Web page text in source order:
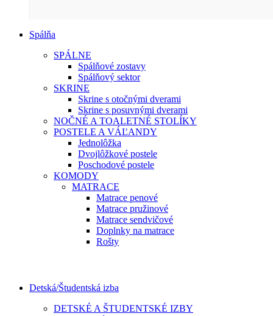
Spálňa
SPÁLNE
Spálňové zostavy
Spálňový sektor
SKRINE
Skrine s otočnými dverami
Skrine s posuvnými dverami
NOČNÉ A TOALETNÉ STOLÍKY
POSTELE A VÁĽANDY
Jednolôžka
Dvojlôžkové postele
Poschodové postele
KOMODY
MATRACE
Matrace penové
Matrace pružinové
Matrace sendvičové
Doplnky na matrace
Rošty
Detská/Študentská izba
DETSKÉ A ŠTUDENTSKÉ IZBY